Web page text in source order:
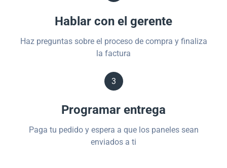
Hablar con el gerente
Haz preguntas sobre el proceso de compra y finaliza
la factura
3
Programar entrega
Paga tu pedido y espera a que los paneles sean
enviados a ti